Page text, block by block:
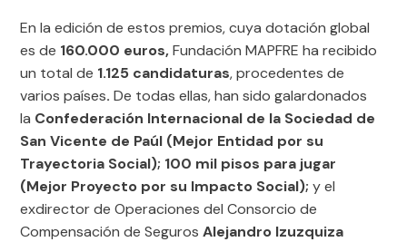
En la edición de estos premios, cuya dotación global
es de 160.000 euros,Fundación MAPFRE ha recibido
un total de 1.125 candidaturas, procedentes de
varios países.De todas ellas, han sido galardonados
la Confederación Internacional de la Sociedad de
San Vicente de Paúl (Mejor Entidad por su
Trayectoria Social); 100 mil pisos para jugar
(Mejor Proyecto por su Impacto Social);y el
exdirector de Operaciones del Consorcio de
Compensación de SegurosAlejandro Izuzquiza